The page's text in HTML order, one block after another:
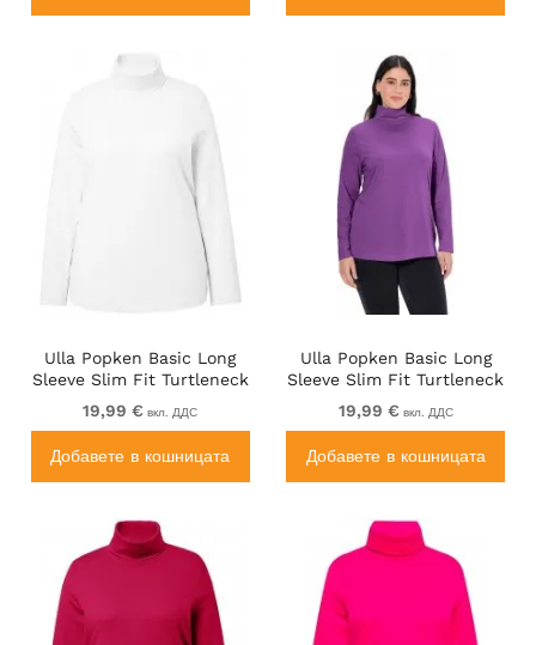
Ulla Popken Basic Long
Sleeve Slim Fit Turtleneck
Off-White
19,99 € вкл. ДДС
Добавете в кошницата
Ulla Popken Basic Long
Sleeve Slim Fit Turtleneck
Purple
19,99 € вкл. ДДС
Добавете в кошницата